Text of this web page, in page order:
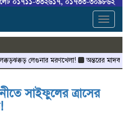
Toggle
লেগুনার মরণখেলা!
অন্তরের
সাইফুলের ত্রাসের